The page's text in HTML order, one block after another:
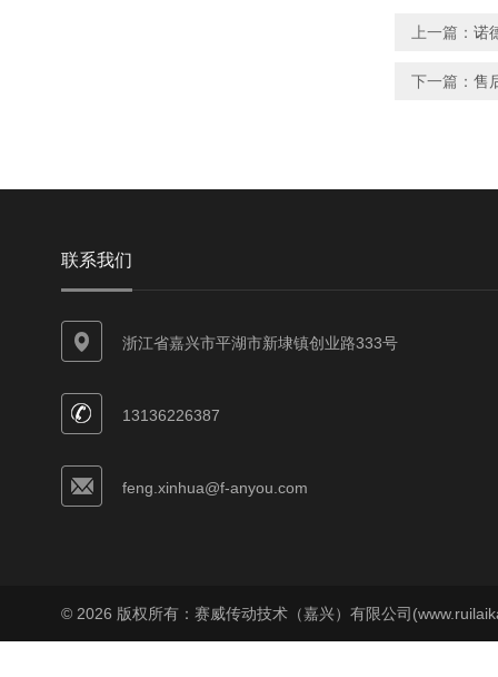
上一篇： 诺
下一篇： 售
联系我们
浙江省嘉兴市平湖市新埭镇创业路333号
13136226387
feng.xinhua@f-anyou.com
© 2026 版权所有：赛威传动技术（嘉兴）有限公司